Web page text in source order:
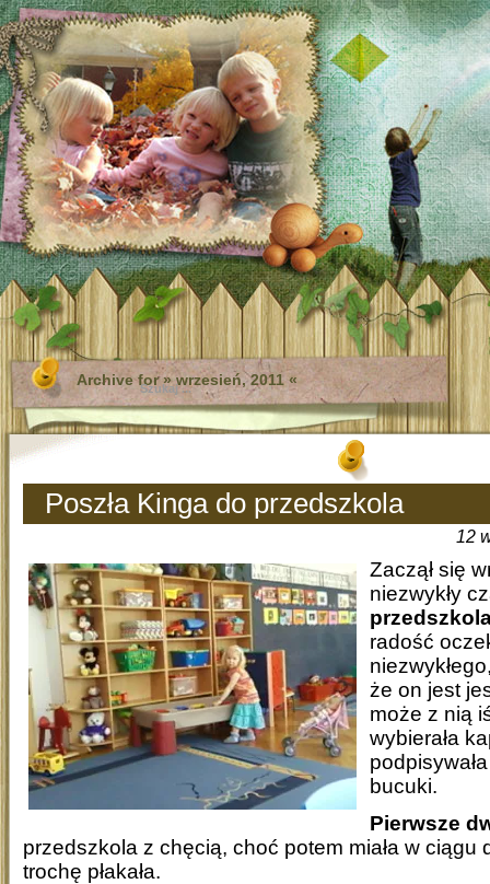
Archive for » wrzesień, 2011 «
Poszła Kinga do przedszkola
12
Zaczął się
niezwykły
radość
że on jest
może z nią
wybierała
bucuki.
Pierwsze
przedszkola z chęcią, choć potem miała w ciągu
trochę płakała.